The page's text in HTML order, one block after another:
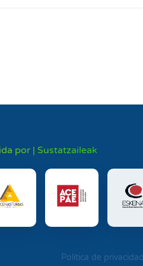
por | Sustatzaileak
Política de privacidad